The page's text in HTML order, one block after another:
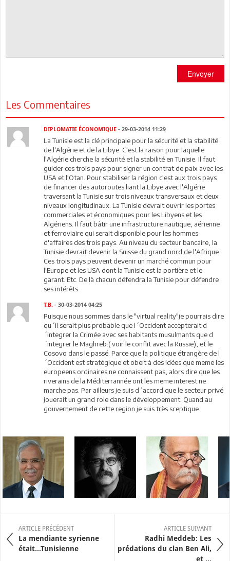
Envoyer
Les Commentaires
DIPLOMATIE ÉCONOMIQUE- 29-03-2014 11:29
La Tunisie est la clé principale pour la sécurité et la stabilité
de l'Algérie et de la Libye. C'est la raison pour laquelle
l'Algérie cherche la sécurité et la stabilité en Tunisie. Il faut
guider ces trois pays pour signer un contrat de paix avec les
USA et l'Otan. Pour stabiliser la région c'est aux trois pays
de financer des autoroutes liant la Libye avec l'Algérie
traversant la Tunisie sur trois niveaux transversaux et deux
niveaux longitudinaux. La Tunisie devrait ouvrir les portes
commerciales et économiques pour les Libyens et les
Algériens. Il faut bâtir une infrastructure nautique, aérienne
et ferroviaire qui serait disponible pour les hommes
d'affaires des trois pays. Au niveau du secteur bancaire, la
Tunisie devrait devenir la Suisse du grand nord de l'Afrique.
Ces trois pays peuvent devenir un marché commun pour
l'Europe et les USA dont la Tunisie est la portière et le
garant. Etc. De là chacun défendra la Tunisie pour défendre
ses intérêts.
T.B. - 30-03-2014 04:25
Puisque nous sommes dans le "virtual reality"je pourrais dire
qu´il serait plus probable que l´Occident accepterait d
´integrer la Crimée avec ses habitants musulmants que d
´integrer le Maghreb.( voir le conflit avec la Russie), et le
Cosovo dans le passé. Parce que la politique étrangère de l
´Occident est stratégique et obeit à des idées que meme les
europeens ordinaires ne connaissent pas, alors dire que les
riverains de la Méditerrannée ont les meme interest ne
marche pas. Par ailleurs je suis d´accord que le secteur privé
jouerait un grand role dans le développement. Quand au
gouvernement de cette region je suis très sceptique.
ARTICLE PRÉCÉDENT
La mendiante syrienne
était...Tunisienne
ARTICLE SUIVANT
Radhi Meddeb: Les
prédations du clan Ben Ali,
et ...